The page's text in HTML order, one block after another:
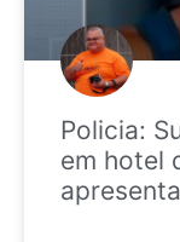
Policia:
em hotel